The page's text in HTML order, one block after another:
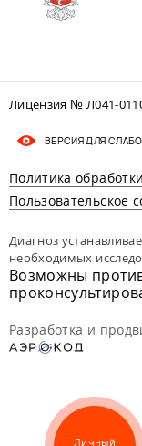
Лицензия № Л041-
ВЕРСИЯ ДЛЯ
Политика
Пользовательское
Диагноз
необходимых
Возможны
Разработка и
Личный